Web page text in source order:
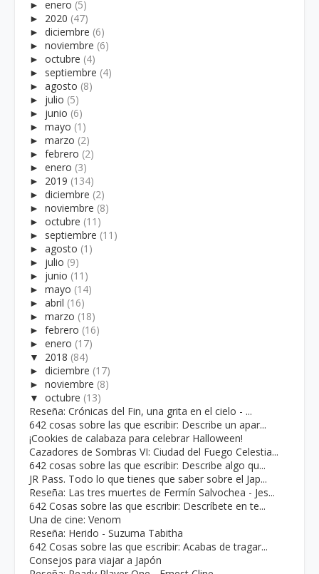
► enero (5)
► 2020 (47)
► diciembre (6)
► noviembre (6)
► octubre (4)
► septiembre (4)
► agosto (8)
► julio (5)
► junio (6)
► mayo (1)
► marzo (2)
► febrero (2)
► enero (3)
► 2019 (134)
► diciembre (2)
► noviembre (8)
► octubre (11)
► septiembre (11)
► agosto (1)
► julio (9)
► junio (11)
► mayo (14)
► abril (16)
► marzo (18)
► febrero (16)
► enero (17)
▼
2018 (84)
► diciembre (17)
► noviembre (8)
▼ octubre (13)
Reseña: Crónicas del Fin, una grita en el cielo - ...
642 cosas sobre las que escribir: Describe un apar...
¡Cookies de calabaza para celebrar Halloween!
Cazadores de Sombras VI: Ciudad del Fuego Celestia...
642 cosas sobre las que escribir: Describe algo qu...
JR Pass. Todo lo que tienes que saber sobre el Jap...
Reseña: Las tres muertes de Fermín Salvochea - Jes...
642 Cosas sobre las que escribir: Descríbete en te...
Una de cine: Venom
Reseña: Herido - Suzuma Tabitha
642 Cosas sobre las que escribir: Acabas de tragar...
Consejos para viajar a Japón